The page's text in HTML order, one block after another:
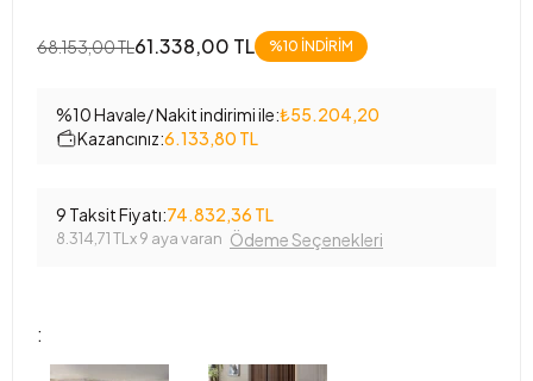
68.153,00 TL61.338,00 TL %10 İNDİRİM
%10 Havale/ Nakit indirimi ile:₺55.204,20
Kazancınız:6.133,80 TL
9 Taksit Fiyatı:74.832,36 TL
8.314,71 TL x 9 aya varan Ödeme Seçenekleri
: